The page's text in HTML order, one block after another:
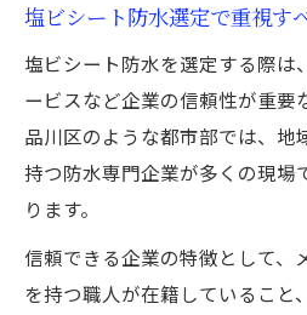
塩ビシート防水の主
まとめ
塩ビシート防水で起
予防する
塩ビシート防水の弱
塩ビシート防水施工
ント解説
塩ビシート防水選定で重視す
塩ビシート防水を選定する際は
ービスなど企業の信頼性が重要
品川区のような都市部では、地
持つ防水専門企業が多くの現場
ります。
信頼できる企業の特徴として、
を持つ職人が在籍していること